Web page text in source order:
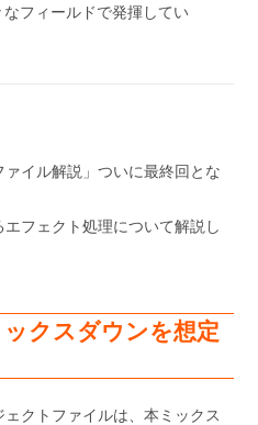
フィールドで発揮してい
イル解説」ついに最終回とな
フェクト処理について解説し
クスダウンを想定
クトファイルは、本ミックス